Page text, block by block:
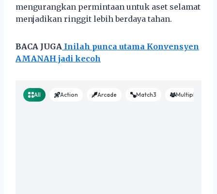
mengurangkan permintaan untuk aset selamat
menjadikan ringgit lebih berdaya tahan.
BACA JUGA Inilah punca utama Konvensyen
AMANAH jadi kecoh